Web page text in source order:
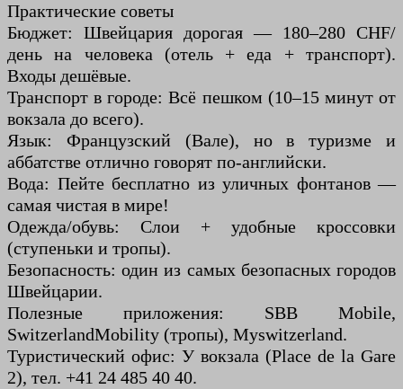
Практические советы
Бюджет: Швейцария дорогая — 180–280 CHF/
день на человека (отель + еда + транспорт).
Входы дешёвые.
Транспорт в городе: Всё пешком (10–15 минут от
вокзала до всего).
Язык: Французский (Вале), но в туризме и
аббатстве отлично говорят по-английски.
Вода: Пейте бесплатно из уличных фонтанов —
самая чистая в мире!
Одежда/обувь: Слои + удобные кроссовки
(ступеньки и тропы).
Безопасность: один из самых безопасных городов
Швейцарии.
Полезные приложения: SBB Mobile,
SwitzerlandMobility (тропы), Myswitzerland.
Туристический офис: У вокзала (Place de la Gare
2), тел. +41 24 485 40 40.